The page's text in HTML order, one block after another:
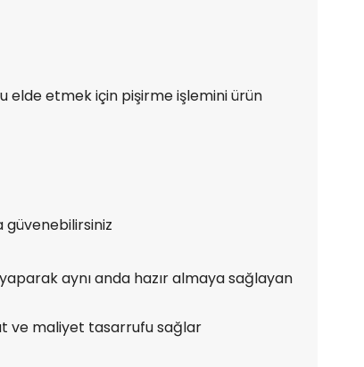
elde etmek için pişirme işlemini ürün
güvenebilirsiniz
aynı anda hazır almaya sağlayan
ve maliyet tasarrufu sağlar